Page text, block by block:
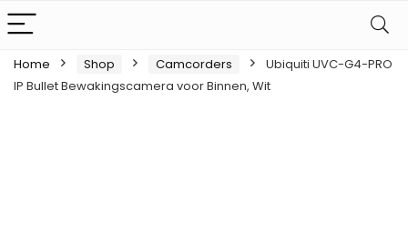
Home Shop Camcorders
Ubiquiti UVC-G4-PRO
IP Bullet Bewakingscamera voor Binnen, Wit